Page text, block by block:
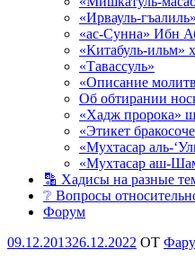
«Ирвауль-гъалиль»
«ас-Сунна» Ибн
«Китабуль-ильм»
«Тавассуль»
«Описание
Об обтирании
«Хадж пророка»
«Этикет
«Мухтасар аль-
«Мухтасар аш-
🔡 Хадисы на разные
❔ Вопросы
Форум
Опубликовано
09.12.201326.12.2022 OT